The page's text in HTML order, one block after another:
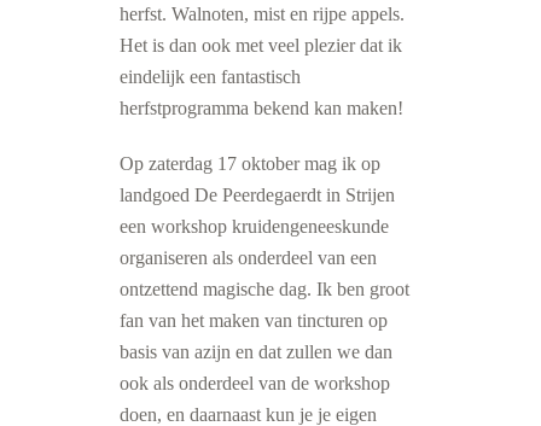
herfst. Walnoten, mist en rijpe appels.
Het is dan ook met veel plezier dat ik
eindelijk een fantastisch
herfstprogramma bekend kan maken!
Op zaterdag 17 oktober mag ik op
landgoed De Peerdegaerdt in Strijen
een workshop kruidengeneeskunde
organiseren als onderdeel van een
ontzettend magische dag. Ik ben groot
fan van het maken van tincturen op
basis van azijn en dat zullen we dan
ook als onderdeel van de workshop
doen, en daarnaast kun je je eigen